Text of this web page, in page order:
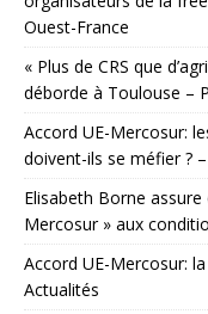
Ouest-France
« Plus de CRS que
déborde à Toulouse –
Accord UE-Mercosur:
doivent-ils se méfier ?
Elisabeth Borne
Mercosur » aux
Accord UE-Mercosur:
Actualités